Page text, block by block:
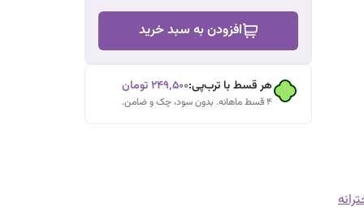
افزودن به سبد خرید
هر قسط با ترب‌پی:۲۴۹٬۵۰۰تومان
۴ قسط ماهانه. بدون سود، چک و ضامن.